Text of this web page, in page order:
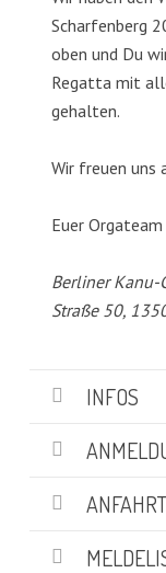
Scharfenberg
oben und Du
Regatta mit
gehalten.
Wir freuen uns
Euer Orgateam
Berliner Kanu-
Straße 50,
INFOS